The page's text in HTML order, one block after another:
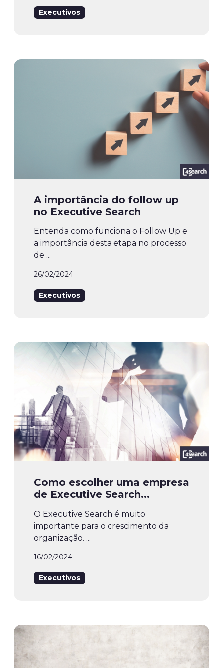
Executivos
A importância do follow up
no Executive Search
Entenda como funciona o Follow Up e
a importância desta etapa no processo
de ...
26/02/2024
Executivos
Como escolher uma empresa
de Executive Search...
O Executive Search é muito
importante para o crescimento da
organização. ...
16/02/2024
Executivos